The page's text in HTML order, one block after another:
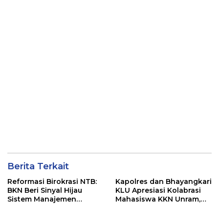
Berita Terkait
Reformasi Birokrasi NTB:
BKN Beri Sinyal Hijau
Sistem Manajemen
Kapolres dan Bhayangkari
KLU Apresiasi Kolabrasi
Mahasiswa KKN Unram,